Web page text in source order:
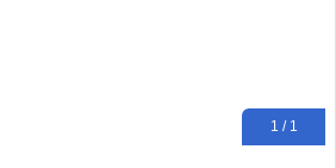
1 / 1